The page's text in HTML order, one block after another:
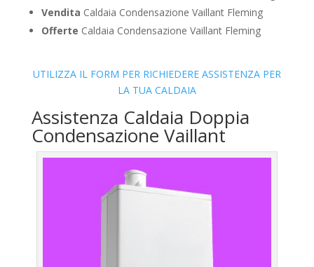
Vendita Caldaia Condensazione Vaillant Fleming
Offerte Caldaia Condensazione Vaillant Fleming
UTILIZZA IL FORM PER RICHIEDERE ASSISTENZA PER
LA TUA CALDAIA
Assistenza Caldaia Doppia
Condensazione Vaillant